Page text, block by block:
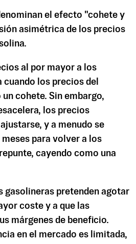
el efecto "cohete y
asimétrica de los precios
al por mayor a los
los precios del
cohete. Sin embargo,
los precios
y a menudo se
para volver a los
cayendo como una
gasolineras pretenden agotar
coste y a que las
márgenes de beneficio.
en el mercado es limitada,